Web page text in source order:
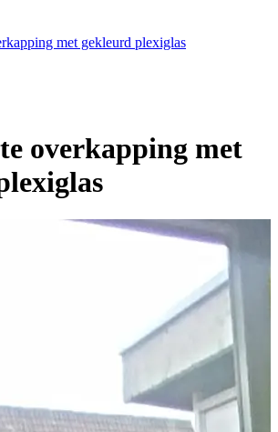
met gekleurd plexiglas
overkapping met